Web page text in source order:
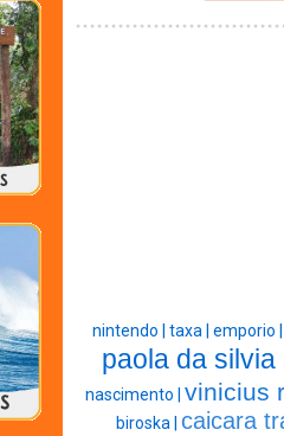
nintendo | taxa | emporio |
paola da silvia
nascimento | vinicius
biroska | caicara